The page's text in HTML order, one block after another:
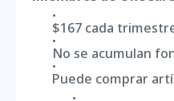
$167 cada
No se acumulan
Puede comprar